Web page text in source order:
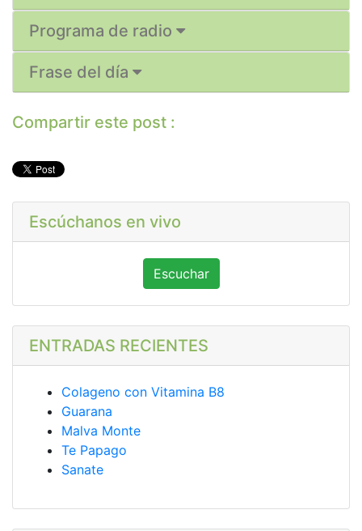
Programa de radio
Frase del día
Compartir este post :
Escúchanos en vivo
Escuchar
ENTRADAS RECIENTES
Colageno con Vitamina B8
Guarana
Malva Monte
Te Papago
Sanate